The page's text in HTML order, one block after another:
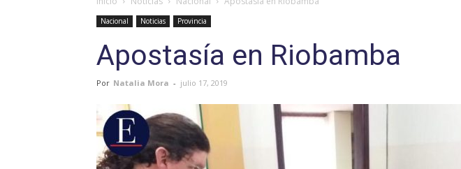
Nacional Noticias Provincia
Apostasía en Riobamba
Por Natalia Mora - julio 17, 2019